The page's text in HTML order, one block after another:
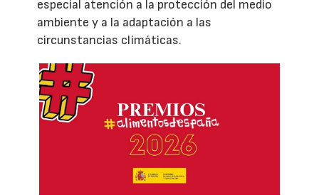
especial atención a la protección del medio
ambiente y a la adaptación a las
circunstancias climáticas.